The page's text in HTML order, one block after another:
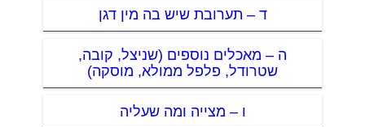
ד – תערובת שיש בה מין דגן
ה – מאכלים נוספים (שניצל, קובה,
שטרודל, פלפל ממולא, מוסקה)
ו – מצייה ומה שעליה